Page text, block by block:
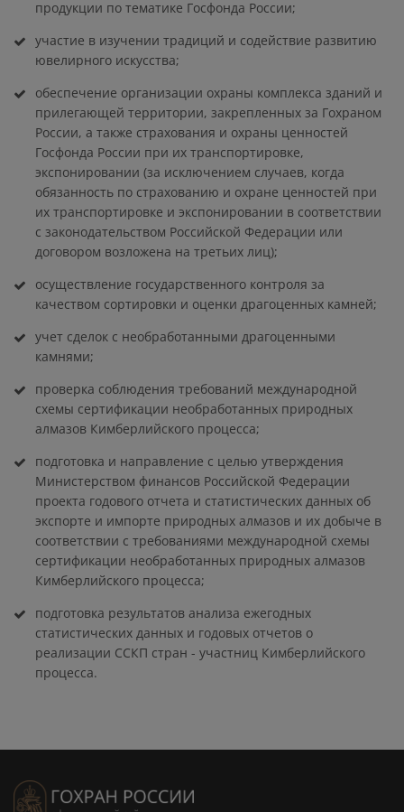
продукции по тематике Госфонда России;
участие в изучении традиций и содействие развитию
ювелирного искусства;
обеспечение организации охраны комплекса зданий и
прилегающей территории, закрепленных за Гохраном
России, а также страхования и охраны ценностей
Госфонда России при их транспортировке,
экспонировании (за исключением случаев, когда
обязанность по страхованию и охране ценностей при
их транспортировке и экспонировании в соответствии
с законодательством Российской Федерации или
договором возложена на третьих лиц);
осуществление государственного контроля за
качеством сортировки и оценки драгоценных камней;
учет сделок с необработанными драгоценными
камнями;
проверка соблюдения требований международной
схемы сертификации необработанных природных
алмазов Кимберлийского процесса;
подготовка и направление с целью утверждения
Министерством финансов Российской Федерации
проекта годового отчета и статистических данных об
экспорте и импорте природных алмазов и их добыче в
соответствии с требованиями международной схемы
сертификации необработанных природных алмазов
Кимберлийского процесса;
подготовка результатов анализа ежегодных
статистических данных и годовых отчетов о
реализации ССКП стран - участниц Кимберлийского
процесса.